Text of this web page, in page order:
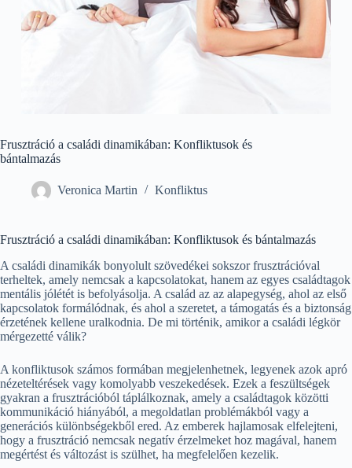
Frusztráció a családi dinamikában: Konfliktusok és
bántalmazás
Veronica Martin Konfliktus
Frusztráció a családi dinamikában: Konfliktusok és bántalmazás
A családi dinamikák bonyolult szövedékei sokszor frusztrációval
terheltek, amely nemcsak a kapcsolatokat, hanem az egyes családtagok
mentális jólétét is befolyásolja. A család az az alapegység, ahol az első
kapcsolatok formálódnak, és ahol a szeretet, a támogatás és a biztonság
érzetének kellene uralkodnia. De mi történik, amikor a családi légkör
mérgezetté válik?
A konfliktusok számos formában megjelenhetnek, legyenek azok apró
nézeteltérések vagy komolyabb veszekedések. Ezek a feszültségek
gyakran a frusztrációból táplálkoznak, amely a családtagok közötti
kommunikáció hiányából, a megoldatlan problémákból vagy a
generációs különbségekből ered. Az emberek hajlamosak elfelejteni,
hogy a frusztráció nemcsak negatív érzelmeket hoz magával, hanem
megértést és változást is szülhet, ha megfelelően kezelik.